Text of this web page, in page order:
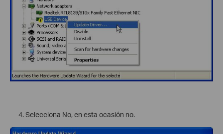
Selecciona No, en esta ocasión no.